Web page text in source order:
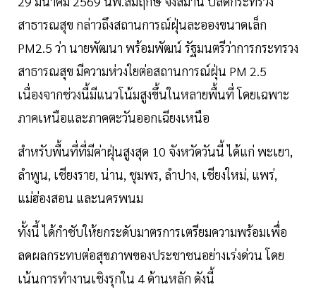
สาธารณสุข กล่าวถึงสถานการณ์ฝุ่นละอองขนาดเล็ก
PM2.5 ว่า นายพัฒนา พร้อมพัฒน์ รัฐมนตรีว่าการกระทรวง
สาธารณสุข มีความห่วงใยต่อสถานการณ์ฝุ่น PM 2.5
เนื่องจากช่วงนี้มีแนวโน้มสูงขึ้นในหลายพื้นที่ โดยเฉพาะ
ภาคเหนือและภาคตะวันออกเฉียงเหนือ
สำหรับพื้นที่ที่มีค่าฝุ่นสูงสุด 10 จังหวัดวันนี้ ได้แก่ พะเยา,
ลำพูน, เชียงราย, น่าน, ชุมพร, ลำปาง, เชียงใหม่, แพร่,
แม่ฮ่องสอน และนครพนม
ทั้งนี้ ได้กำชับให้ยกระดับมาตรการเตรียมความพร้อมเพื่อ
ลดผลกระทบต่อสุขภาพของประชาชนอย่างเร่งด่วน โดย
เน้นการทำงานเชิงรุกใน 4 ด้านหลัก ดังนี้